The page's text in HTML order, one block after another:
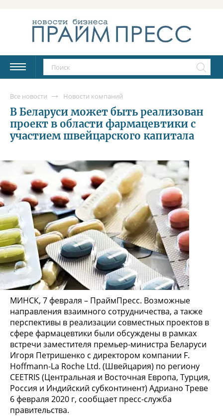
Все новости Новости компаний
В Беларуси может быть реализован
проект в области фармацевтики с
участием швейцарского капитала
МИНСК, 7 февраля – ПраймПресс. Возможные
направления взаимного сотрудничества, а также
перспективы в реализации совместных проектов в
сфере фармацевтики были обсуждены в рамках
встречи заместителя премьер-министра Беларуси
Игоря Петришенко с директором компании F.
Hoffmann-La Roche Ltd. (Швейцария) по региону
CEETRIS (Центральная и Восточная Европа, Турция,
Россия и Индийский субконтинент) Адриано Треве
6 февраля 2020 г, сообщает пресс-служба
правительства.